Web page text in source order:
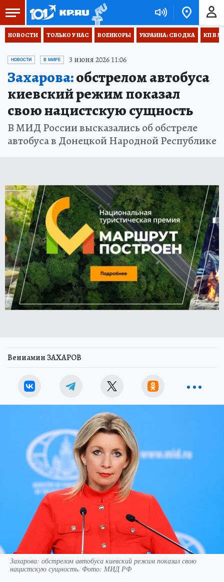
НОВОСТИ ТОЛЬКО У НАС ВОЕНКОРЫ УКРАИНА: СВОДКА КП В
НОВОСТИ В МИРЕ 3 июня 2026 11:06
Захарова:обстрелом автобуса
киевский режим показал
свою нацистскую сущность
В МИД России высказались об обстреле
автобуса в Донецкой Народной Республике
Вениамин ЗАХАРОВ
Захарова: обстрелом автобуса киевский режим показал свою
нацистскую сущность. Фото: МИД РФ